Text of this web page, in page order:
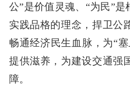
公”是价值灵魂、“为民”是
实践品格的理念，捍卫公
畅通经济民生血脉，为“
提供滋养，为建设交通强
障。